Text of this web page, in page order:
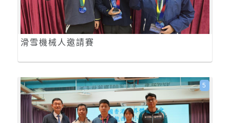
滑雪機械人邀請賽
5